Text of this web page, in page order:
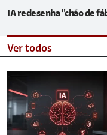
IA redesenha "chão de
Ver todos